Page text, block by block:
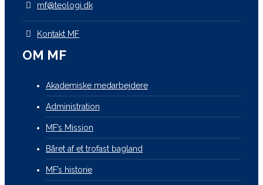
mf@teologi.dk
Kontakt MF
OM MF
Akademiske medarbejdere
Administration
MF’s Mission
Båret af et trofast bagland
MF’s historie